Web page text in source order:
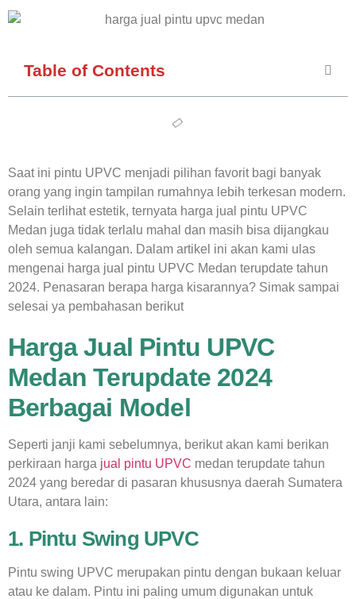
Table of Contents
Saat ini pintu UPVC menjadi pilihan favorit bagi banyak
orang yang ingin tampilan rumahnya lebih terkesan modern.
Selain terlihat estetik, ternyata harga jual pintu UPVC
Medan juga tidak terlalu mahal dan masih bisa dijangkau
oleh semua kalangan. Dalam artikel ini akan kami ulas
mengenai harga jual pintu UPVC Medan terupdate tahun
2024. Penasaran berapa harga kisarannya? Simak sampai
selesai ya pembahasan berikut
Harga Jual Pintu UPVC
Medan Terupdate 2024
Berbagai Model
Seperti janji kami sebelumnya, berikut akan kami berikan
perkiraan harga jual pintu UPVC medan terupdate tahun
2024 yang beredar di pasaran khususnya daerah Sumatera
Utara, antara lain:
1. Pintu Swing UPVC
Pintu swing UPVC merupakan pintu dengan bukaan keluar
atau ke dalam. Pintu ini paling umum digunakan untuk